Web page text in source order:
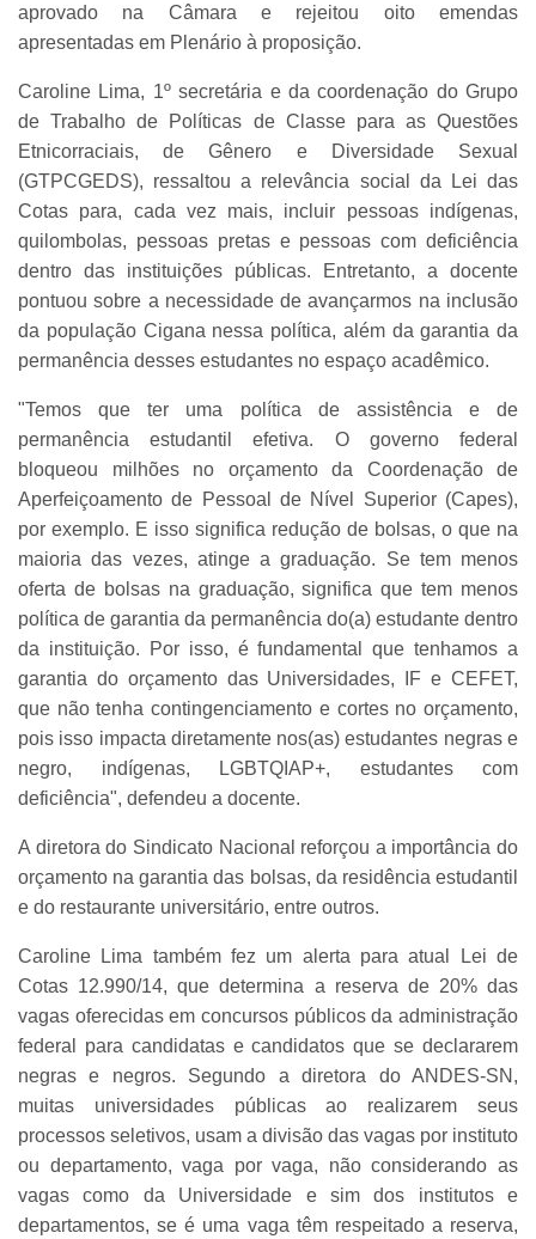
aprovado na Câmara e rejeitou oito emendas
apresentadas em Plenário à proposição.
Caroline Lima, 1º secretária e da coordenação do Grupo
de Trabalho de Políticas de Classe para as Questões
Etnicorraciais, de Gênero e Diversidade Sexual
(GTPCGEDS), ressaltou a relevância social da Lei das
Cotas para, cada vez mais, incluir pessoas indígenas,
quilombolas, pessoas pretas e pessoas com deficiência
dentro das instituições públicas. Entretanto, a docente
pontuou sobre a necessidade de avançarmos na inclusão
da população Cigana nessa política, além da garantia da
permanência desses estudantes no espaço acadêmico.
"Temos que ter uma política de assistência e de
permanência estudantil efetiva. O governo federal
bloqueou milhões no orçamento da Coordenação de
Aperfeiçoamento de Pessoal de Nível Superior (Capes),
por exemplo. E isso significa redução de bolsas, o que na
maioria das vezes, atinge a graduação. Se tem menos
oferta de bolsas na graduação, significa que tem menos
política de garantia da permanência do(a) estudante dentro
da instituição. Por isso, é fundamental que tenhamos a
garantia do orçamento das Universidades, IF e CEFET,
que não tenha contingenciamento e cortes no orçamento,
pois isso impacta diretamente nos(as) estudantes negras e
negro, indígenas, LGBTQIAP+, estudantes com
deficiência", defendeu a docente.
A diretora do Sindicato Nacional reforçou a importância do
orçamento na garantia das bolsas, da residência estudantil
e do restaurante universitário, entre outros.
Caroline Lima também fez um alerta para atual Lei de
Cotas 12.990/14, que determina a reserva de 20% das
vagas oferecidas em concursos públicos da administração
federal para candidatas e candidatos que se declararem
negras e negros. Segundo a diretora do ANDES-SN,
muitas universidades públicas ao realizarem seus
processos seletivos, usam a divisão das vagas por instituto
ou departamento, vaga por vaga, não considerando as
vagas como da Universidade e sim dos institutos e
departamentos, se é uma vaga têm respeitado a reserva,